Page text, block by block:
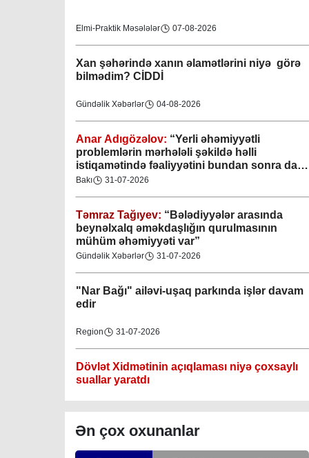
Elmi-Praktik Məsələlər 07-08-2026
Xan şəhərində xanın əlamətlərini niyə görə
bilmədim? CİDDİ
Gündəlik Xəbərlər 04-08-2026
Anar Adıgözəlov: “Yerli əhəmiyyətli
problemlərin mərhələli şəkildə həlli
istiqamətində fəaliyyətini bundan sonra da
davam etdirəcəkdir
Bakı 31-07-2026
Təmraz Tağıyev: “Bələdiyyələr arasında
beynəlxalq əməkdaşlığın qurulmasının
mühüm əhəmiyyəti var”
Gündəlik Xəbərlər 31-07-2026
"Nar Bağı" ailəvi-uşaq parkında işlər davam
edir
Region 31-07-2026
Dövlət Xidmətinin açıqlaması niyə çoxsaylı
suallar yaratdı
Məhkəmə prosesi ilə bağlı yerində baxış
keçirilib
Ən çox oxunanlar
Gəncə şəhəri Nizami bələdiyyəsi
08-04-2023
M.Ə.Rəsuzladə bələdiyyəsi
07-04-2023
Xətai bələdiyyəsi
Mingəçevir bələdiyyəsi
Nəsimi bələdiyyəsi